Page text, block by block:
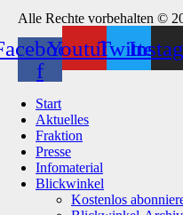
Alle Rechte vorbehalten ©
f
YoutubeTwitter
Start
Aktuelles
Fraktion
Presse
Infomaterial
Blickwinkel
Kostenlos